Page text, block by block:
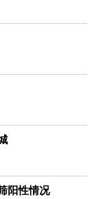
阳性情况